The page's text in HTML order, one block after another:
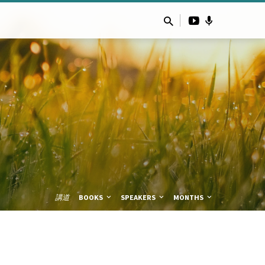
講道 BOOKS SPEAKERS MONTHS